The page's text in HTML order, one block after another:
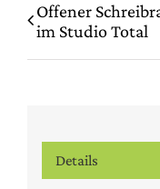
Offener
im Studio Total
Details